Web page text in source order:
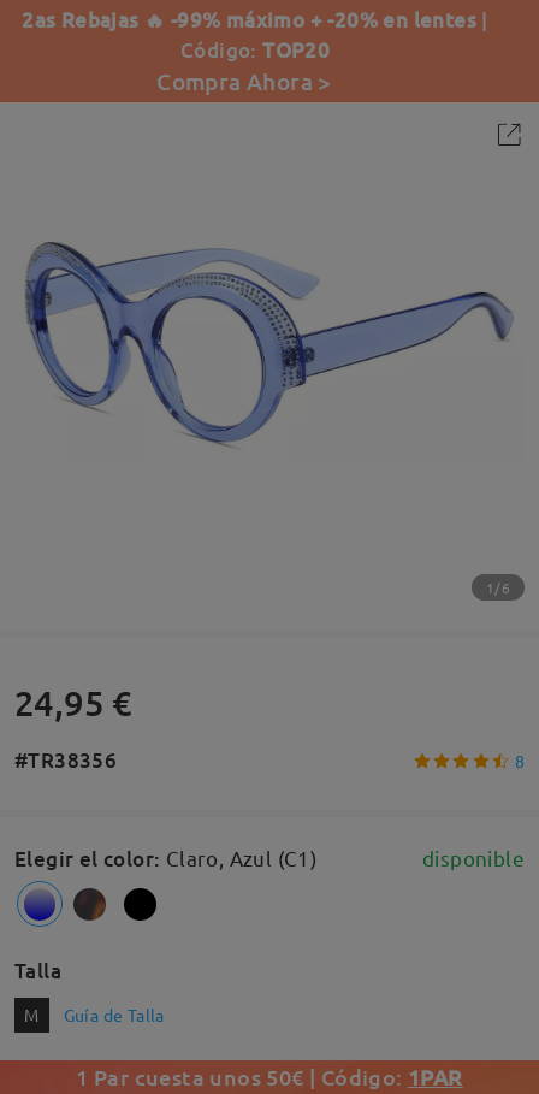
2as Rebajas 🔥 -99% máximo + -20% en lentes |
Código:TOP20
Compra Ahora >
1/6
24,95 €
#TR38356 8
Elegir el color: Claro, Azul (C1) disponible
Talla
M Guía de Talla
1 Par cuesta unos 50€ | Código: 1PAR